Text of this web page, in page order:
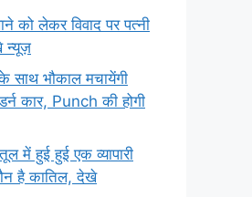
को लेकर विवाद पर पत्नी
न्यूज़
भौकाल मचायेंगी
कार, Punch की होगी
में हुई हुई एक व्यापारी
है कातिल, देखे